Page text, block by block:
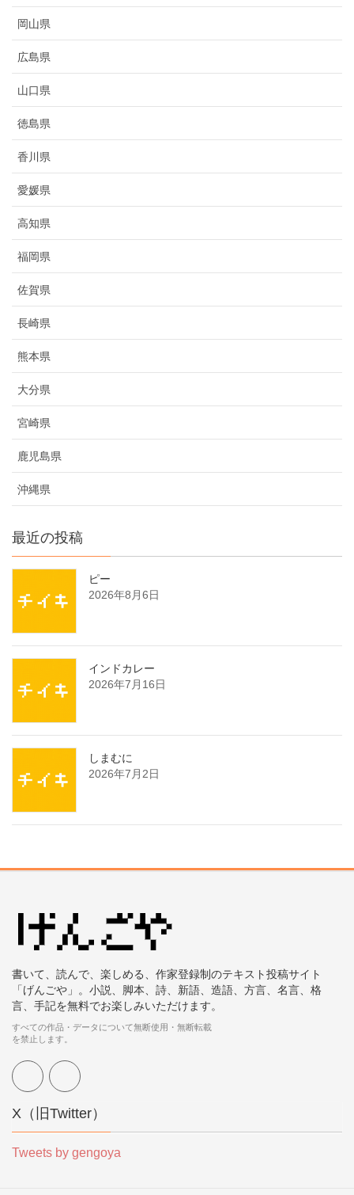
岡山県
広島県
山口県
徳島県
香川県
愛媛県
高知県
福岡県
佐賀県
長崎県
熊本県
大分県
宮崎県
鹿児島県
沖縄県
最近の投稿
ピー
2026年8月6日
インドカレー
2026年7月16日
しまむに
2026年7月2日
書いて、読んで、楽しめる、作家登録制のテキスト投稿サイト
「げんごや」。小説、脚本、詩、新語、造語、方言、名言、格
言、手記を無料でお楽しみいただけます。
すべての作品・データについて無断使用・無断転載
を禁止します。
X（旧Twitter）
Tweets by gengoya